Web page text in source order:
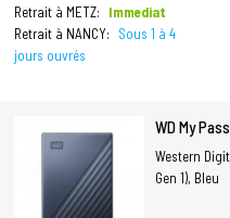
Retrait à METZ:
Immediat
Retrait à NANCY:
Sous 1 à 4
jours ouvrés
WD My
Western
Gen 1), Bleu